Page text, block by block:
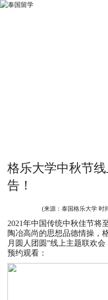
格乐大学中秋节
告！
(来源：泰国格乐大学 时
2021年中国传统中秋佳节将
陶冶高尚的思想品德情操，
月圆人团圆”线上主题联欢
预约观看：